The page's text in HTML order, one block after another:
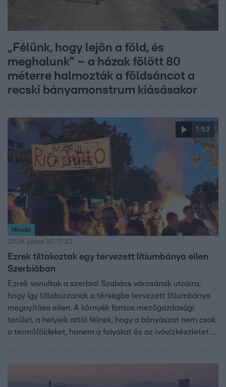
„Félünk, hogy lejön a föld, és
meghalunk” – a házak fölött 80
méterre halmozták a földsáncot a
recski bányamonstrum kiásásakor
1:53
Híradó
2024. július 30. 17:32
Ezrek tiltakoztak egy tervezett lítiumbánya ellen
Szerbiában
Ezrek vonultak a szerbiai Szabács városának utcáira,
hogy így tiltakozzanak a térségbe tervezett lítiumbánya
megnyitása ellen. A környék fontos mezőgazdasági
terület, a helyiek attól félnek, hogy a bányászat nem csak
a termőföldeket, hanem a folyókat és az ivóvízkészletet is